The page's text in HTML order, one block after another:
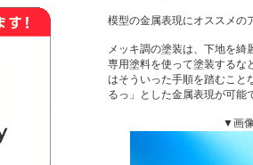
模型の金属表現にオススメの
メッキ調の塗装は、下地を綺
専用塗料を使って塗装するな
はそういった手順を踏むこと
るっ」とした金属表現が可能
▼画